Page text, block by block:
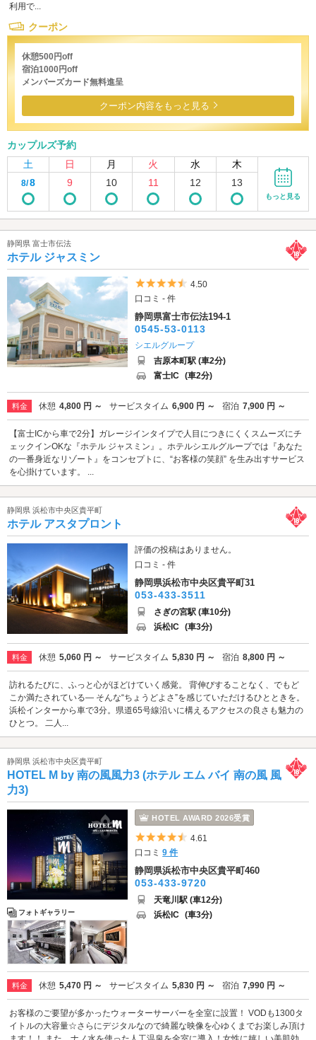
利用で...
クーポン
休憩500円off
宿泊1000円off
メンバーズカード無料進呈
クーポン内容をもっと見る
カップルズ予約
土
日 月 火 水 木
8/8 9 10 11 12 13
もっと見る
静岡県 富士市伝法
ホテル ジャスミン
5つ星のうち4.5
4.50
口コミ - 件
静岡県富士市伝法194-1
0545-53-0113
シエルグループ
吉原本町駅 (車2分)
富士IC (車2分)
料金 休憩 4,800 円 ～ サービスタイム 6,900 円 ～ 宿泊 7,900 円 ～
【富士ICから車で2分】ガレージインタイプで人目につきにくくスムーズにチ
ェックインOKな『ホテル ジャスミン』。ホテルシエルグループでは『あなた
の一番身近なリゾート』をコンセプトに、“お客様の笑顔” を生み出すサービス
を心掛けています。 ...
静岡県 浜松市中央区貴平町
ホテル アスタプロント
評価の投稿はありません。
口コミ - 件
静岡県浜松市中央区貴平町31
053-433-3511
さぎの宮駅 (車10分)
浜松IC (車3分)
料金 休憩 5,060 円 ～ サービスタイム 5,830 円 ～ 宿泊 8,800 円 ～
訪れるたびに、ふっと心がほどけていく感覚。 背伸びすることなく、でもど
こか満たされている— そんな“ちょうどよさ”を感じていただけるひとときを。
浜松インターから車で3分。県道65号線沿いに構えるアクセスの良さも魅力の
ひとつ。 二人...
静岡県 浜松市中央区貴平町
HOTEL M by 南の風風力3 (ホテル エム バイ 南の風 風
力3)
フォトギャラリー
HOTEL AWARD 2026受賞
5つ星のうち4.5
4.61
口コミ9 件
静岡県浜松市中央区貴平町460
053-433-9720
天竜川駅 (車12分)
浜松IC (車3分)
料金 休憩 5,470 円 ～ サービスタイム 5,830 円 ～ 宿泊 7,990 円 ～
お客様のご要望が多かったウォーターサーバーを全室に設置！ VODも1300タ
イトルの大容量☆さらにデジタルなので綺麗な映像を心ゆくまでお楽しみ頂け